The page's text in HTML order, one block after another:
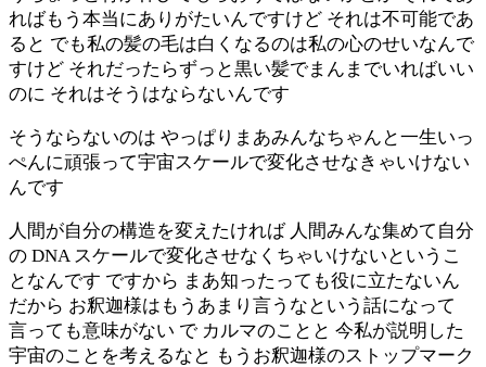
ればもう本当にありがたいんですけど それは不可能であ
ると でも私の髪の毛は白くなるのは私の心のせいなんで
すけど それだったらずっと黒い髪でまんまでいればいい
のに それはそうはならないんです
そうならないのは やっぱりまあみんなちゃんと一生いっ
ぺんに頑張って宇宙スケールで変化させなきゃいけない
んです
人間が自分の構造を変えたければ 人間みんな集めて自分
の DNA スケールで変化させなくちゃいけないというこ
となんです ですから まあ知ったっても役に立たないん
だから お釈迦様はもうあまり言うなという話になって
言っても意味がない で カルマのことと 今私が説明した
宇宙のことを考えるなと もうお釈迦様のストップマーク